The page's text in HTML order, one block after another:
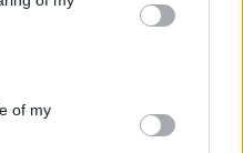
You may click to
and its third-party tags to
purposes in below Google
of my